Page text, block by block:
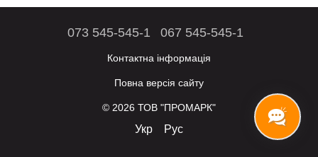
073 545-545-1 067 545-545-1
Контактна інформація
Повна версія сайту
© 2026 ТОВ "ПРОМАРК"
Укр Рус